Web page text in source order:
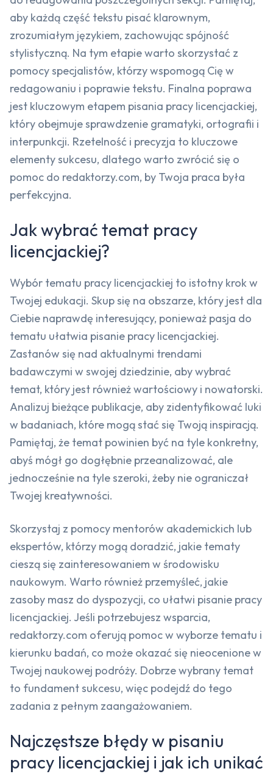
aby każdą część tekstu pisać klarownym,
zrozumiałym językiem, zachowując spójność
stylistyczną. Na tym etapie warto skorzystać z
pomocy specjalistów, którzy wspomogą Cię w
redagowaniu i poprawie tekstu. Finalna poprawa
jest kluczowym etapem pisania pracy licencjackiej,
który obejmuje sprawdzenie gramatyki, ortografii i
interpunkcji. Rzetelność i precyzja to kluczowe
elementy sukcesu, dlatego warto zwrócić się o
pomoc do redaktorzy.com, by Twoja praca była
perfekcyjna.
Jak wybrać temat pracy
licencjackiej?
Wybór tematu pracy licencjackiej to istotny krok w
Twojej edukacji. Skup się na obszarze, który jest dla
Ciebie naprawdę interesujący, ponieważ pasja do
tematu ułatwia pisanie pracy licencjackiej.
Zastanów się nad aktualnymi trendami
badawczymi w swojej dziedzinie, aby wybrać
temat, który jest również wartościowy i nowatorski.
Analizuj bieżące publikacje, aby zidentyfikować luki
w badaniach, które mogą stać się Twoją inspiracją.
Pamiętaj, że temat powinien być na tyle konkretny,
abyś mógł go dogłębnie przeanalizować, ale
jednocześnie na tyle szeroki, żeby nie ograniczał
Twojej kreatywności.
Skorzystaj z pomocy mentorów akademickich lub
ekspertów, którzy mogą doradzić, jakie tematy
cieszą się zainteresowaniem w środowisku
naukowym. Warto również przemyśleć, jakie
zasoby masz do dyspozycji, co ułatwi pisanie pracy
licencjackiej. Jeśli potrzebujesz wsparcia,
redaktorzy.com oferują pomoc w wyborze tematu i
kierunku badań, co może okazać się nieocenione w
Twojej naukowej podróży. Dobrze wybrany temat
to fundament sukcesu, więc podejdź do tego
zadania z pełnym zaangażowaniem.
Najczęstsze błędy w pisaniu
pracy licencjackiej i jak ich unikać